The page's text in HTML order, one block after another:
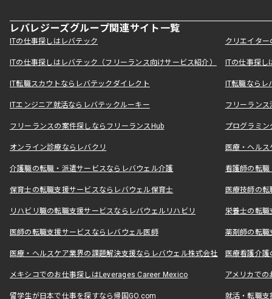
レバレジーズグループ関連サイト一覧
ITの仕事探しはレバテック クリエイタ
ITの仕事探しはレバテック（フリーランス向けサービス紹介） ITの仕事探
IT転職スカウトならレバテックダイレクト IT転職なら
ITエンジニア就活ならレバテックルーキー フリーラン
フリーランスの案件探しならフリーランスHub プログラミ
オンライン診療ならレバクリ 医療・ヘル
介護職の転職・派遣サービスならレバウェル介護 看護師の転
保育士の転職支援サービスならレバウェル保育士 医療技師の
リハビリ職の転職支援サービスならレバウェルリハビリ 栄養士の転
医師の転職支援サービスならレバウェル医師 薬剤師の転
医療・ヘルスケア業界の課題解決支援ならレバウェル株式会社 医療看護介
メキシコでのお仕事探しはLeverages Career Mexico アメリカで
留学生が日本で仕事を探すなら帰国GO.com 就活・転職